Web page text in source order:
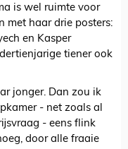
is wel ruimte voor
met haar drie posters:
en Kasper
tiener ook
jonger. Dan zou ik
- net zoals al
- eens flink
door alle fraaie